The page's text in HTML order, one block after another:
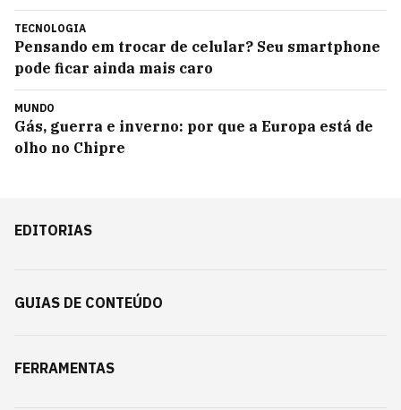
TECNOLOGIA
Pensando em trocar de celular? Seu smartphone
pode ficar ainda mais caro
MUNDO
Gás, guerra e inverno: por que a Europa está de
olho no Chipre
EDITORIAS
GUIAS DE CONTEÚDO
FERRAMENTAS